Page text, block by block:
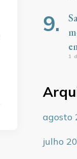
1
agosto
julho